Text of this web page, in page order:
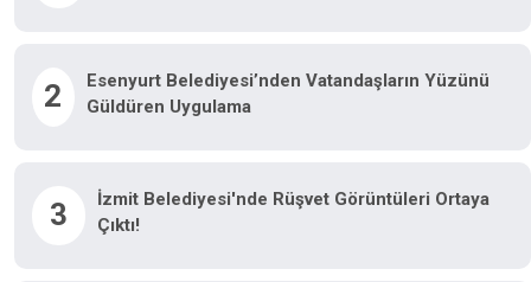
2
Esenyurt Belediyesi’nden Vatandaşların Yüzünü
Güldüren Uygulama
3
İzmit Belediyesi'nde Rüşvet Görüntüleri Ortaya
Çıktı!